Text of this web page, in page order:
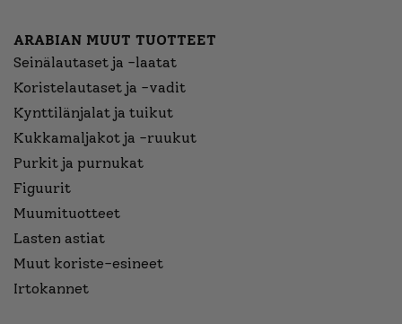
ARABIAN MUUT TUOTTEET
Seinälautaset ja -laatat
Koristelautaset ja -vadit
Kynttilänjalat ja tuikut
Kukkamaljakot ja -ruukut
Purkit ja purnukat
Figuurit
Muumituotteet
Lasten astiat
Muut koriste-esineet
Irtokannet